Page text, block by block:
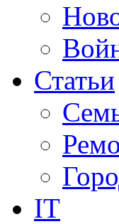
Статьи
IT